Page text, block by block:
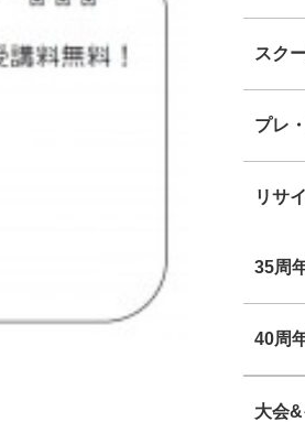
スク
プレ
リサ
35周
40周
大会